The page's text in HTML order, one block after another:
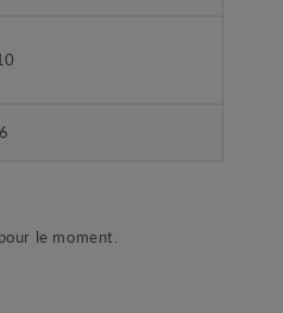
le moment.